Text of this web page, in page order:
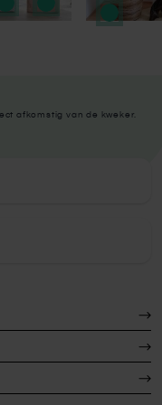
afkomstig van de kweker.